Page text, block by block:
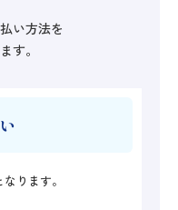
い方法を
す。
ります。